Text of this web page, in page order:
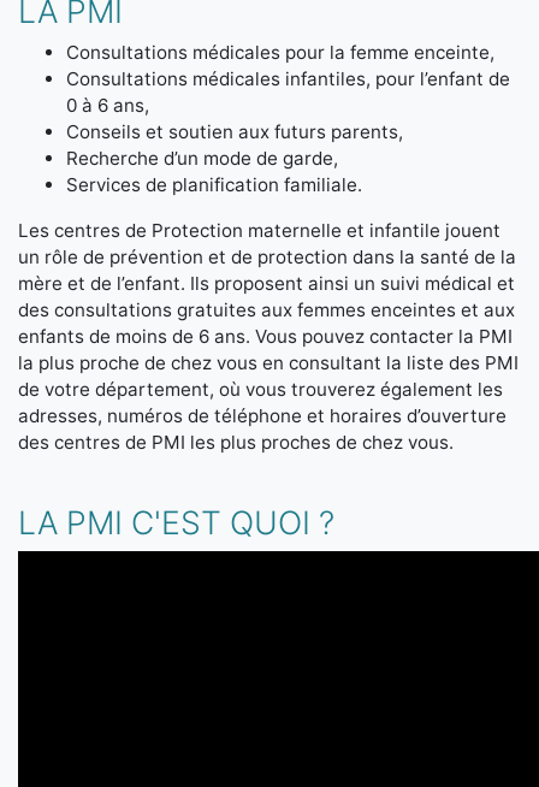
LA PMI
Consultations médicales pour la femme enceinte,
Consultations médicales infantiles, pour l’enfant de
0 à 6 ans,
Conseils et soutien aux futurs parents,
Recherche d’un mode de garde,
Services de planification familiale.
Les centres de Protection maternelle et infantile jouent
un rôle de prévention et de protection dans la santé de la
mère et de l’enfant. Ils proposent ainsi un suivi médical et
des consultations gratuites aux femmes enceintes et aux
enfants de moins de 6 ans. Vous pouvez contacter la PMI
la plus proche de chez vous en consultant la liste des PMI
de votre département, où vous trouverez également les
adresses, numéros de téléphone et horaires d’ouverture
des centres de PMI les plus proches de chez vous.
LA PMI C'EST QUOI ?